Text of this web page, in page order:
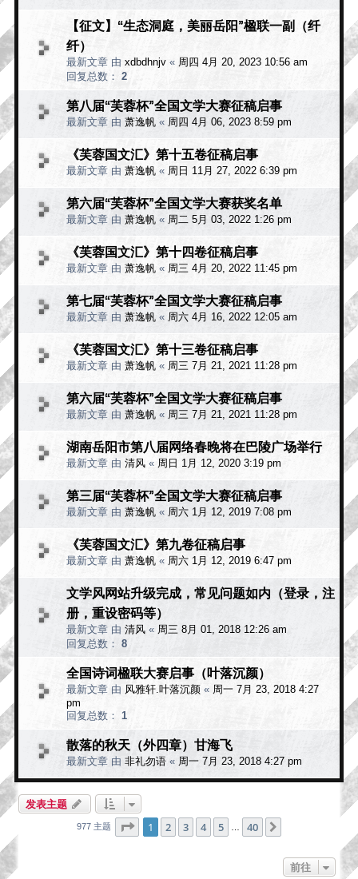
【征文】“生态洞庭，美丽岳阳”楹联一副（纤
纤）
最新文章 由 xdbdhnjv « 周四 4月 20, 2023 10:56 am
回复总数： 2
第八届“芙蓉杯”全国文学大赛征稿启事
最新文章 由 萧逸帆 « 周四 4月 06, 2023 8:59 pm
《芙蓉国文汇》第十五卷征稿启事
最新文章 由 萧逸帆 « 周日 11月 27, 2022 6:39 pm
第六届“芙蓉杯”全国文学大赛获奖名单
最新文章 由 萧逸帆 « 周二 5月 03, 2022 1:26 pm
《芙蓉国文汇》第十四卷征稿启事
最新文章 由 萧逸帆 « 周三 4月 20, 2022 11:45 pm
第七届“芙蓉杯”全国文学大赛征稿启事
最新文章 由 萧逸帆 « 周六 4月 16, 2022 12:05 am
《芙蓉国文汇》第十三卷征稿启事
最新文章 由 萧逸帆 « 周三 7月 21, 2021 11:28 pm
第六届“芙蓉杯”全国文学大赛征稿启事
最新文章 由 萧逸帆 « 周三 7月 21, 2021 11:28 pm
湖南岳阳市第八届网络春晚将在巴陵广场举行
最新文章 由 清风 « 周日 1月 12, 2020 3:19 pm
第三届“芙蓉杯”全国文学大赛征稿启事
最新文章 由 萧逸帆 « 周六 1月 12, 2019 7:08 pm
《芙蓉国文汇》第九卷征稿启事
最新文章 由 萧逸帆 « 周六 1月 12, 2019 6:47 pm
文学风网站升级完成，常见问题如内（登录，注
册，重设密码等）
最新文章 由 清风 « 周三 8月 01, 2018 12:26 am
回复总数： 8
全国诗词楹联大赛启事（叶落沉颜）
最新文章 由 风雅轩.叶落沉颜 « 周一 7月 23, 2018 4:27
pm
回复总数： 1
散落的秋天（外四章）甘海飞
最新文章 由 非礼勿语 « 周一 7月 23, 2018 4:27 pm
发表主题
977 主题 分页：1 40
1 2 3 4 5 40
前往